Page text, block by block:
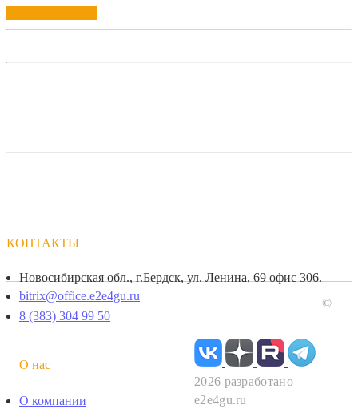
КОНТАКТЫ
Новосибирская обл., г.Бердск, ул. Ленина, 69 офис 306.
bitrix@office.e2e4gu.ru
8 (383) 304 99 50
О нас
О компании
©
2026 разработано
e2e4gu.ru